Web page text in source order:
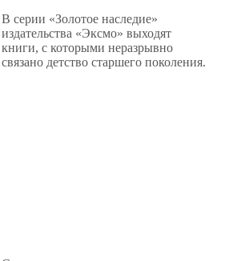
В серии «Золотое наследие»
издательства «Эксмо» выходят
книги, с которыми неразрывно
связано детство старшего поколения.